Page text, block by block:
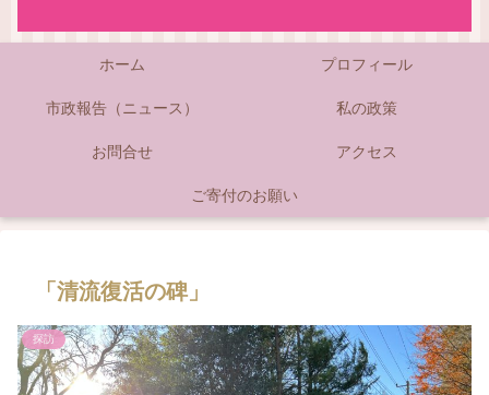
ホーム プロフィール
市政報告（ニュース） 私の政策
お問合せ アクセス
ご寄付のお願い
「清流復活の碑」
探訪